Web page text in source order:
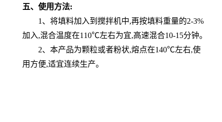
五、使用方法:
1、将填料加入到搅拌机中,再按填料重量的2-3%
加入,混合温度在110℃左右为宜,高速混合10-15分钟。
2、本产品为颗粒或者粉状,熔点在140℃左右,使
用方便,适宜连续生产。